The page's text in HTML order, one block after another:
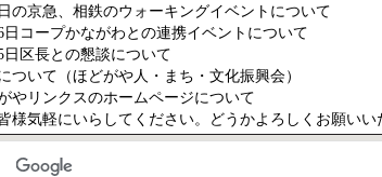
日の京急、相鉄のウォーキングイベントについて
日コープかながわとの連携イベントについて
日区長との懇談について
ついて（ほどがや人・まち・文化振興会）
やリンクスのホームページについて
様気軽にいらしてください。どうかよろしくお願いい